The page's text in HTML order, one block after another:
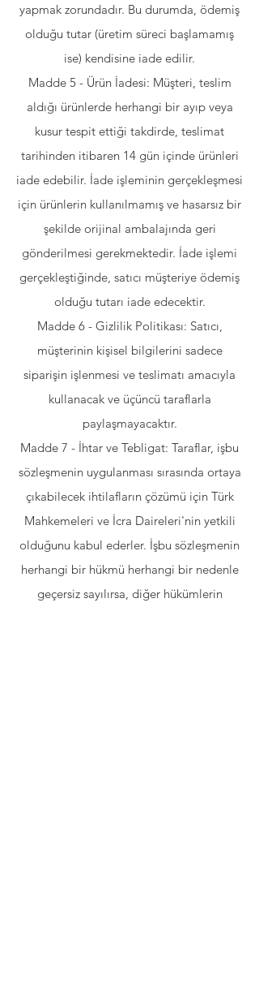
yapmak zorundadır. Bu durumda, ödemiş
olduğu tutar (üretim süreci başlamamış
ise) kendisine iade edilir.
Madde 5 - Ürün İadesi: Müşteri, teslim
aldığı ürünlerde herhangi bir ayıp veya
kusur tespit ettiği takdirde, teslimat
tarihinden itibaren 14 gün içinde ürünleri
iade edebilir. İade işleminin gerçekleşmesi
için ürünlerin kullanılmamış ve hasarsız bir
şekilde orijinal ambalajında geri
gönderilmesi gerekmektedir. İade işlemi
gerçekleştiğinde, satıcı müşteriye ödemiş
olduğu tutarı iade edecektir.
Madde 6 - Gizlilik Politikası: Satıcı,
müşterinin kişisel bilgilerini sadece
siparişin işlenmesi ve teslimatı amacıyla
kullanacak ve üçüncü taraflarla
paylaşmayacaktır.
Madde 7 - İhtar ve Tebligat: Taraflar, işbu
sözleşmenin uygulanması sırasında ortaya
çıkabilecek ihtilafların çözümü için Türk
Mahkemeleri ve İcra Daireleri'nin yetkili
olduğunu kabul ederler. İşbu sözleşmenin
herhangi bir hükmü herhangi bir nedenle
geçersiz sayılırsa, diğer hükümlerin